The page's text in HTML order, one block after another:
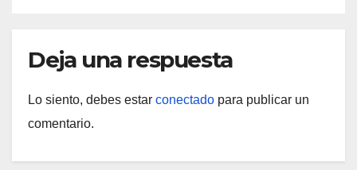
Deja una respuesta
Lo siento, debes estar conectado para publicar un
comentario.